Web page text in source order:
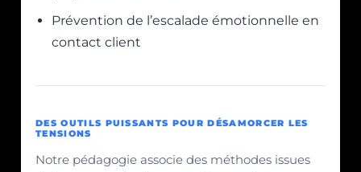
Prévention de l’escalade émotionnelle en
contact client
DES OUTILS PUISSANTS POUR DÉSAMORCER LES
TENSIONS
Notre pédagogie associe des méthodes issues